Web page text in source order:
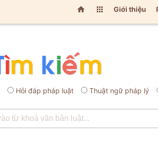
  Giới thiệu
Hỏi đáp pháp luật Thuật ngữ pháp lý